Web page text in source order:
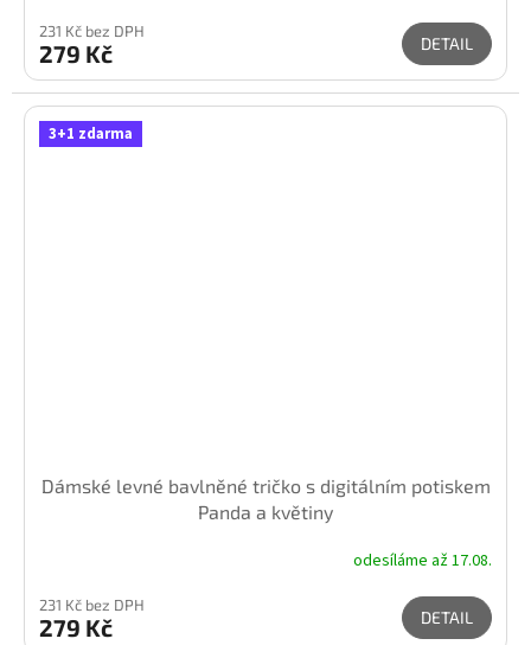
231 Kč bez DPH
279 Kč DETAIL
3+1 zdarma
Dámské levné bavlněné tričko s digitálním potiskem
Panda a květiny
odesíláme až 17.08.
231 Kč bez DPH
279 Kč DETAIL